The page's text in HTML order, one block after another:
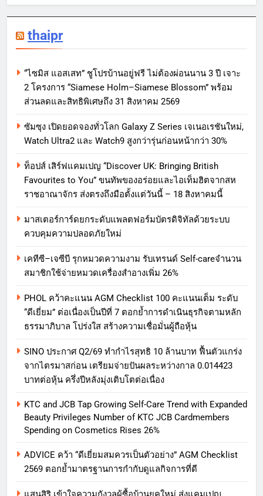
thaipr
“ไซมิส แอสเสท” ชูโปรบ้านอยู่ฟรี ไม่ต้องผ่อนนาน 3 ปี เจาะ
2 โครงการ “Siamese Holm–Siamese Blossom” พร้อม
ส่วนลดและสิทธิพิเศษถึง 31 สิงหาคม 2569
ซัมซุง เปิดยอดจองทั่วโลก Galaxy Z Series เจเนอเรชันใหม่,
Watch Ultra2 และ Watch9 สูงกว่ารุ่นก่อนหน้ากว่า 30%
ท็อปส์ เสิร์ฟแคมเปญ “Discover UK: Bringing British
Favourites to You” ขนทัพของอร่อยและไอเท็มฮิตจากสห
ราชอาณาจักร ส่งตรงถึงมือตั้งแต่วันนี้ – 18 สิงหาคมนี้
มาสเตอร์การ์ดยกระดับแพลตฟอร์มบัตรดิจิทัลด้วยระบบ
ควบคุมความปลอดภัยใหม่
เคทีซี–เจซีบี รุกหมวดความงาม รับเทรนด์ Self-careจำนวน
สมาชิกใช้จ่ายหมวดเครื่องสำอางเพิ่ม 26%
PHOL คว้าคะแนน AGM Checklist 100 คะแนนเต็ม ระดับ
“ดีเยี่ยม” ต่อเนื่องเป็นปีที่ 7 ตอกย้ำการดำเนินธุรกิจตามหลัก
ธรรมาภิบาล โปร่งใส สร้างความเชื่อมั่นผู้ถือหุ้น
SINO ประกาศ Q2/69 ทำกำไรสุทธิ 10 ล้านบาท ฟื้นตัวแกร่ง
จากไตรมาสก่อน เตรียมจ่ายปันผลระหว่างกาล 0.014423
บาทต่อหุ้น ครึ่งปีหลังมุ่งเติบโตต่อเนื่อง
KTC and JCB Tap Growing Self-Care Trend with Expanded
Beauty Privileges Number of KTC JCB Cardmembers
Spending on Cosmetics Rises 26%
ADVICE คว้า “ดีเยี่ยมสมควรเป็นตัวอย่าง” AGM Checklist
2569 ตอกย้ำมาตรฐานการกำกับดูแลกิจการที่ดี